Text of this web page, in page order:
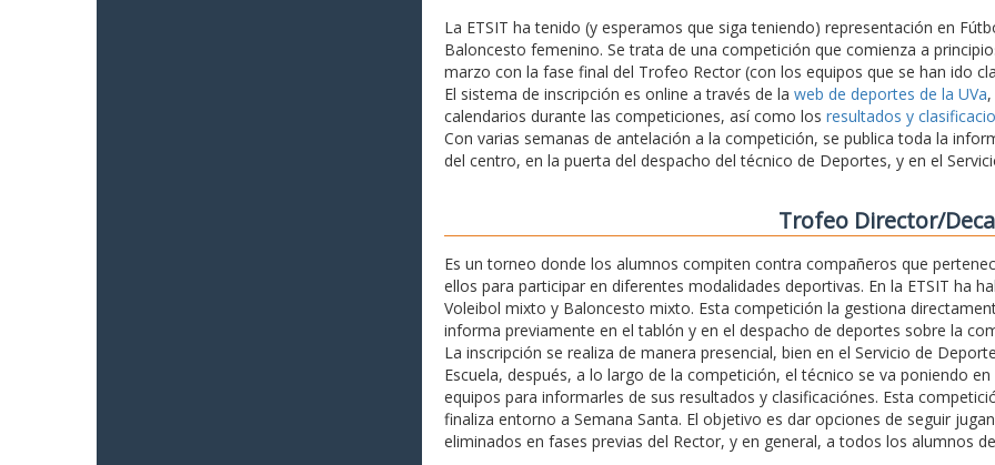
La ETSIT ha tenido (y esperamos que siga teniendo) representación en
Baloncesto femenino. Se trata de una competición que comienza a
marzo con la fase final del Trofeo Rector (con los equipos que se han ido
El sistema de inscripción es online a través de la web de deportes de la UVa
calendarios durante las competiciones, así como los resultados y
Con varias semanas de antelación a la competición, se publica toda la
del centro, en la puerta del despacho del técnico de Deportes, y en el
Trofeo Director/
Es un torneo donde los alumnos compiten contra compañeros que
ellos para participar en diferentes modalidades deportivas. En la ETSIT ha
Voleibol mixto y Baloncesto mixto. Esta competición la gestiona
informa previamente en el tablón y en el despacho de deportes sobre la
La inscripción se realiza de manera presencial, bien en el Servicio de
Escuela, después, a lo largo de la competición, el técnico se va poniendo
equipos para informarles de sus resultados y clasificaciónes. Esta
finaliza entorno a Semana Santa. El objetivo es dar opciones de seguir
eliminados en fases previas del Rector, y en general, a todos los alumnos